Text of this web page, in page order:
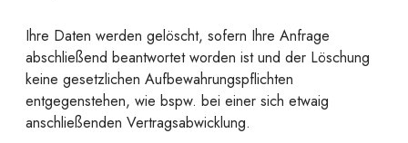
Ihre Daten werden gelöscht, sofern Ihre Anfrage
abschließend beantwortet worden ist und der Löschung
keine gesetzlichen Aufbewahrungspflichten
entgegenstehen, wie bspw. bei einer sich etwaig
anschließenden Vertragsabwicklung.